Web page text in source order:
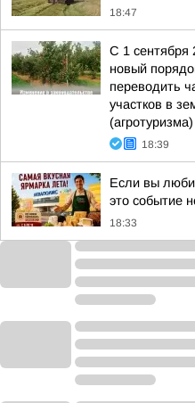
18:47
С 1 сентября
новый
переводить
участков в
(агротуризма)
18:39
Если вы
это событие
18:33